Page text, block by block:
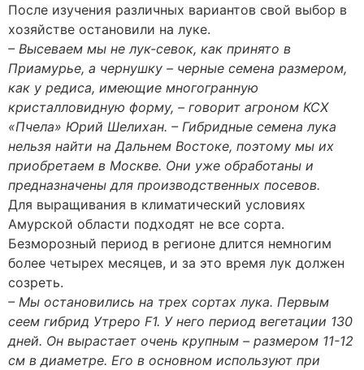
После изучения различных вариантов свой выбор в
хозяйстве остановили на луке.
– Высеваем мы не лук-севок, как принято в
Приамурье, а чернушку – черные семена размером,
как у редиса, имеющие многогранную
кристалловидную форму, – говорит агроном КСХ
«Пчела» Юрий Шелихан. – Гибридные семена лука
нельзя найти на Дальнем Востоке, поэтому мы их
приобретаем в Москве. Они уже обработаны и
предназначены для производственных посевов.
Для выращивания в климатический условиях
Амурской области подходят не все сорта.
Безморозный период в регионе длится немногим
более четырех месяцев, и за это время лук должен
созреть.
– Мы остановились на трех сортах лука. Первым
сеем гибрид Утреро F1. У него период вегетации 130
дней. Он вырастает очень крупным – размером 11-12
см в диаметре. Его в основном используют при